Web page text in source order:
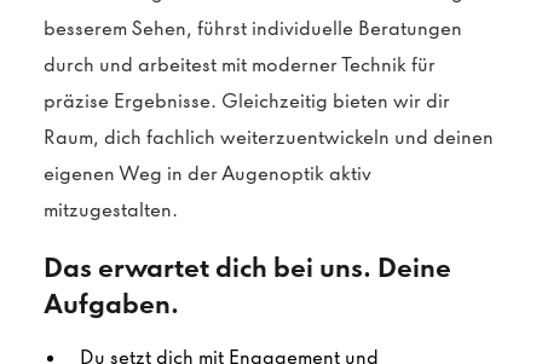
besserem Sehen, führst individuelle Beratungen
durch und arbeitest mit moderner Technik für
präzise Ergebnisse. Gleichzeitig bieten wir dir
Raum, dich fachlich weiterzuentwickeln und deinen
eigenen Weg in der Augenoptik aktiv
mitzugestalten.
Das erwartet dich bei uns. Deine
Aufgaben.
Du setzt dich mit Engagement und